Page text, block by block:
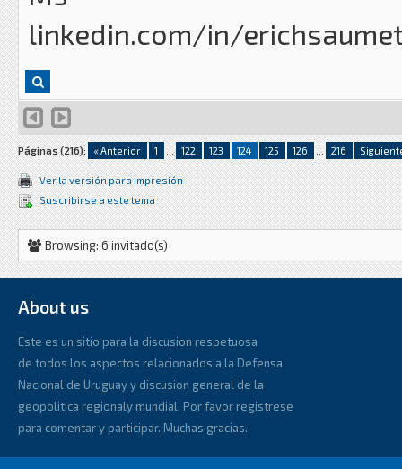
linkedin.com/in/
Páginas (216): « Anterior 1 ... 122 123 124 125 126 ... 216
Ver la versión para impresión
Suscribirse a este tema
Browsing: 6 invitado(s)
About us
Este es un sitio para la discusion respetuosa
de todos los aspectos relacionados a la Defensa
Nacional de Uruguay y discusion general de la
geopolitica regionaly mundial. Por favor registrese
para comentar y participar. Muchas gracias.